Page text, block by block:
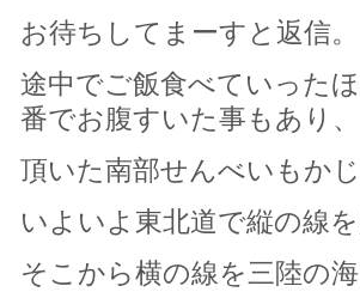
お待ちしてまーすと返信。
途中でご飯食べていった
番でお腹すいた事もあり
頂いた南部せんべいもかじ
いよいよ東北道で縦の線
そこから横の線を三陸の